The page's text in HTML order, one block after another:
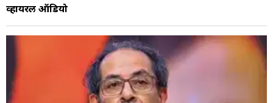
व्हायरल ऑडियो